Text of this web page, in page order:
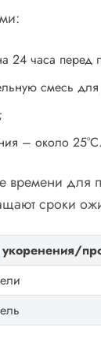
24 часа перед
смесь
– около 25°C.
времени для
сроки